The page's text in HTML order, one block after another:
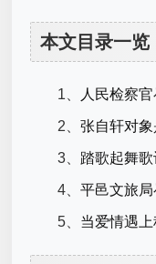
本文目录一览
1、 人民检察
2、张自轩对
3、 踏歌起舞
4、平邑文旅
5、 当爱情遇